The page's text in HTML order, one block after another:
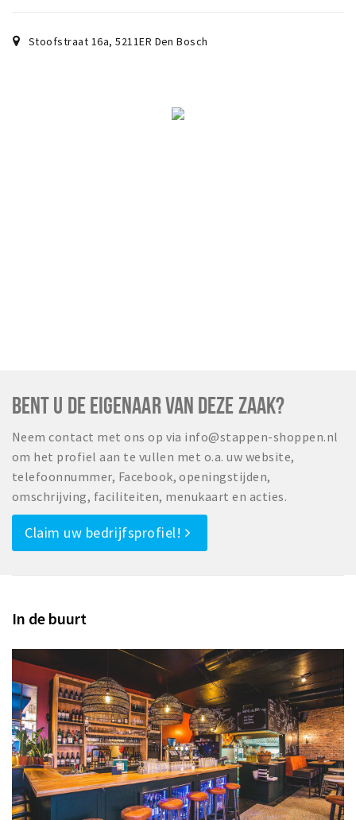
Stoofstraat 16a,5211ER Den Bosch
BENT U DE EIGENAAR VAN DEZE ZAAK?
Neem contact met ons op via info@stappen-shoppen.nl
om het profiel aan te vullen met o.a. uw website,
telefoonnummer, Facebook, openingstijden,
omschrijving, faciliteiten, menukaart en acties.
Claim uw bedrijfsprofiel!
In de buurt